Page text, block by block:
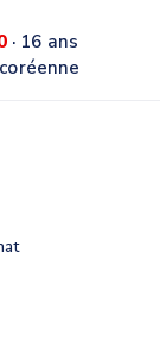
· 16 ans